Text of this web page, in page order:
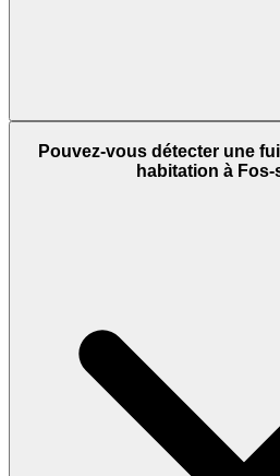
Pouvez-vous détecter une
habitation à Fos-